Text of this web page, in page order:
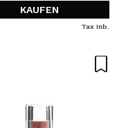
KAUFEN
Tax Inb.